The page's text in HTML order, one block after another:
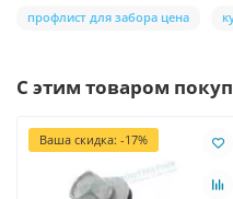
профлист для забора цена
С этим товаром
Ваша скидка: -17%